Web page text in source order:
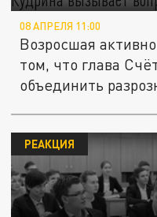
08 АПРЕЛЯ 11:00
Возросшая
том, что глава
объединить
РЕАКЦИЯ